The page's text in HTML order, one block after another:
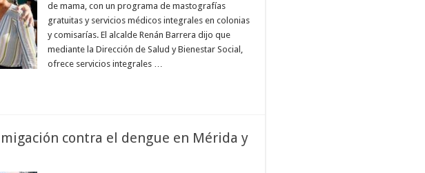
de mama, con un programa de mastografías
gratuitas y servicios médicos integrales en colonias
y comisarías. El alcalde Renán Barrera dijo que
mediante la Dirección de Salud y Bienestar Social,
ofrece servicios integrales …
contra el dengue en Mérida y